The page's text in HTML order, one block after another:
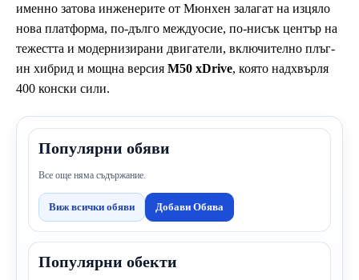
именно затова инженерите от Мюнхен залагат на изцяло
нова платформа, по-дълго междуосие, по-нисък център на
тежестта и модернизирани двигатели, включително плъг-
ин хибрид и мощна версия M50 xDrive, която надхвърля
400 конски сили.
Популярни обяви
Все още няма съдържание.
Виж всички обяви Добави Обява
Популярни обекти